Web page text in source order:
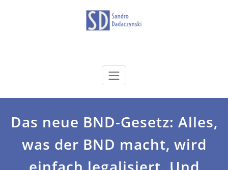
dadaczynski.de
Das neue BND-Gesetz: Alles,
was der BND macht, wird